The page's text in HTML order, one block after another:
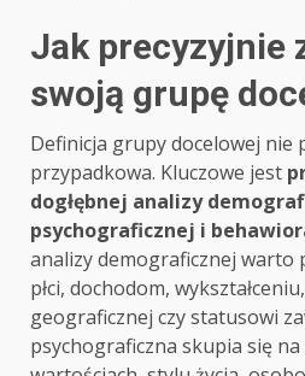
Jak precyzyjnie
swoją grupę
Definicja grupy docelowej nie
przypadkowa. Kluczowe jest
dogłębnej analizy
psychograficznej i
analizy demograficznej warto
płci, dochodom,
geograficznej czy statusowi
psychograficzna skupia się